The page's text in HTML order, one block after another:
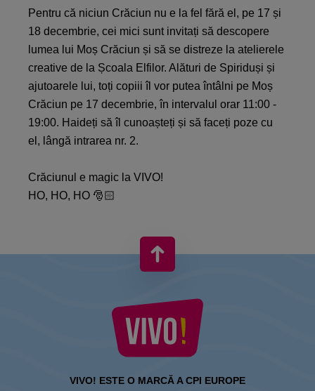
Pentru că niciun Crăciun nu e la fel fără el, pe 17 și
18 decembrie, cei mici sunt invitați să descopere
lumea lui Moș Crăciun și să se distreze la atelierele
creative de la Școala Elfilor. Alături de Spiriduși și
ajutoarele lui, toți copiii îl vor putea întâlni pe Moș
Crăciun pe 17 decembrie, în intervalul orar 11:00 -
19:00. Haideți să îl cunoașteți și să faceți poze cu
el, lângă intrarea nr. 2.
Crăciunul e magic la VIVO!
HO, HO, HO 🎅🏻
VIVO! ESTE O MARCĂ A CPI EUROPE